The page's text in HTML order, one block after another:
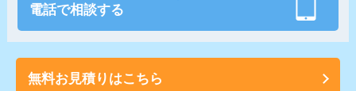
電話で相談する
無料お見積りはこちら